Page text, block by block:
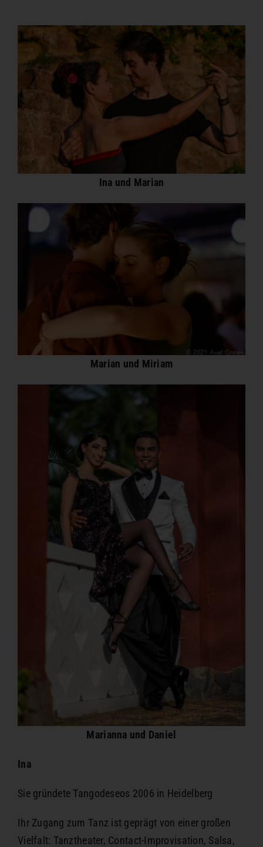
Ina und Marian
Marian und Miriam
Marianna und Daniel
Ina
Sie gründete Tangodeseos 2006 in Heidelberg
Ihr Zugang zum Tanz ist geprägt von einer großen
Vielfalt: Tanztheater, Contact-Improvisation, Salsa,